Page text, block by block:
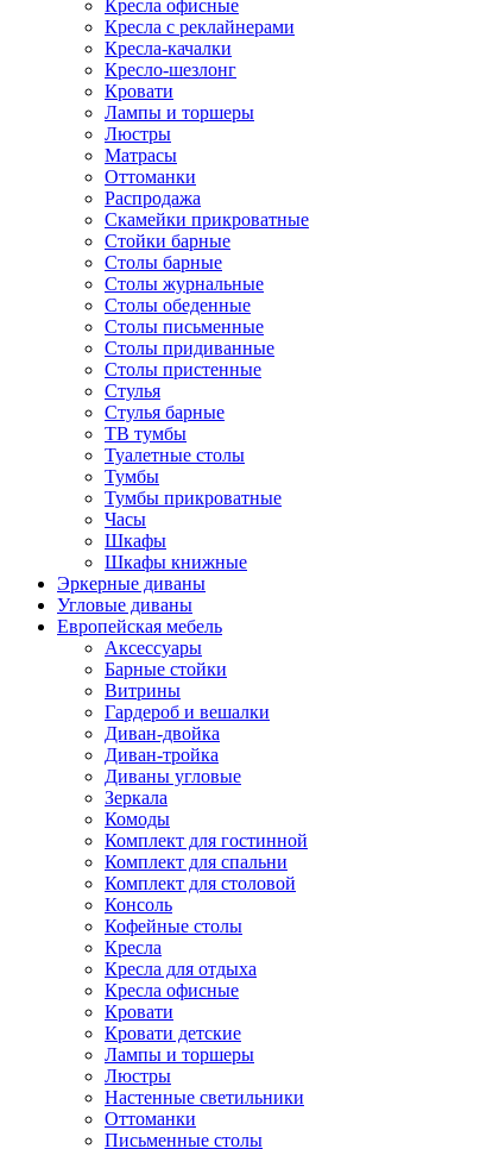
Кресла офисные
Кресла с реклайнерами
Кресла-качалки
Кресло-шезлонг
Кровати
Лампы и торшеры
Люстры
Матрасы
Оттоманки
Распродажа
Скамейки прикроватные
Стойки барные
Столы барные
Столы журнальные
Столы обеденные
Столы письменные
Столы придиванные
Столы пристенные
Стулья
Стулья барные
ТВ тумбы
Туалетные столы
Тумбы
Тумбы прикроватные
Часы
Шкафы
Шкафы книжные
Эркерные диваны
Угловые диваны
Европейская мебель
Аксессуары
Барные стойки
Витрины
Гардероб и вешалки
Диван-двойка
Диван-тройка
Диваны угловые
Зеркала
Комоды
Комплект для гостинной
Комплект для спальни
Комплект для столовой
Консоль
Кофейные столы
Кресла
Кресла для отдыха
Кресла офисные
Кровати
Кровати детские
Лампы и торшеры
Люстры
Настенные светильники
Оттоманки
Письменные столы